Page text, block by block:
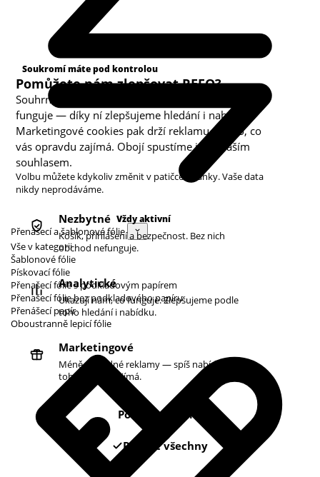
Přenášecí a šablonové fólie
Vše v kategorii
Šablonové fólie
Pískovací fólie
Přenašecí fólie s podkladovým papírem
Přenašecí fólie bez podkladového papíru
Přenášecí papír
Oboustranně lepicí fólie
Soukromí máte pod kontrolou
Pomůžete nám zlepšovat REFO?
Souhrnná analytika nám ukazuje, co v obchodě
funguje — díky ní zlepšujeme hledání i nabídku.
Marketingové cookies pak drží reklamu u toho, co
vás opravdu zajímá. Obojí spustíme jen s vaším
souhlasem.
Volbu můžete kdykoliv změnit v patičce stránky. Vaše data
nikdy neprodáváme.
Kategorie cookies
Nezbytné Vždy aktivní
Košík, přihlášení a bezpečnost. Bez nich
obchod nefunguje.
Analytické
Ukazují nám, co funguje. Zlepšujeme podle
toho hledání i nabídku.
Marketingové
Méně náhodné reklamy — spíš nabídky podle
toho, co vás zajímá.
Pouze nezbytné
Povolit všechny